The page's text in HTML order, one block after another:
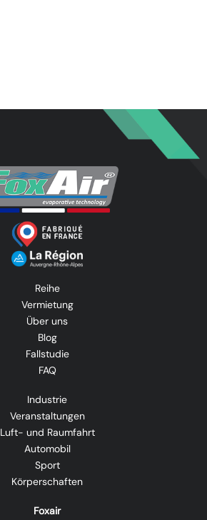
Reihe
Vermietung
Über uns
Blog
Fallstudie
FAQ
Industrie
Veranstaltungen
Luft- und Raumfahrt
Automobil
Sport
Körperschaften
Foxair